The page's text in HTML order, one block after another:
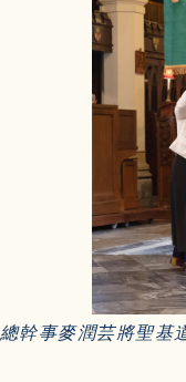
總幹事麥潤芸將聖基